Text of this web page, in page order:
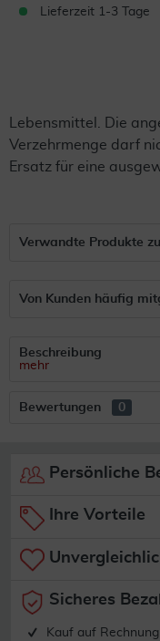
Lieferzeit 1-3 Tage
Lebensmittel. Die
Verzehrmenge darf
Ersatz für eine
Verwandte Produkte
Von Kunden häufig
Beschreibung
mehr
Bewertungen 0
Persönliche
Ihre Vorteile
Sicheres
Kauf auf Rechnung